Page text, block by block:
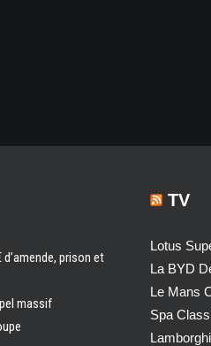
prison et
massif
TV
Lotus
La BYD
Le Mans
Spa